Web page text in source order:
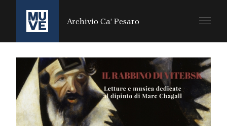
SALTA AL CONTENUTO PRINCIPALE
Archivio Ca’ Pesaro